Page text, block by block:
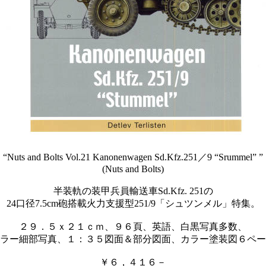
“Nuts and Bolts Vol.21 Kanonenwagen Sd.Kfz.251／9 “Srummel” ”
(Nuts and Bolts)
半装軌の装甲兵員輸送車Sd.Kfz. 251の
24口径7.5cm砲搭載火力支援型251/9「シュツンメル」特集。
２９．５ｘ２１ｃｍ、９６頁、英語、白黒写真多数、
ー細部写真、１：３５図面＆部分図面、カラー塗装図６ペ
￥６，４１６－